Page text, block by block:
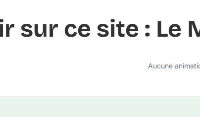
sur ce site : Le
Aucune